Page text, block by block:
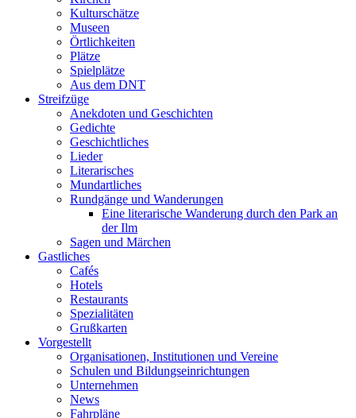
Kulturschätze
Museen
Örtlichkeiten
Plätze
Spielplätze
Aus dem DNT
Streifzüge
Anekdoten und Geschichten
Gedichte
Geschichtliches
Lieder
Literarisches
Mundartliches
Rundgänge und Wanderungen
Eine literarische Wanderung durch den Park an
der Ilm
Sagen und Märchen
Gastliches
Cafés
Hotels
Restaurants
Spezialitäten
Grußkarten
Vorgestellt
Organisationen, Institutionen und Vereine
Schulen und Bildungseinrichtungen
Unternehmen
News
Fahrpläne